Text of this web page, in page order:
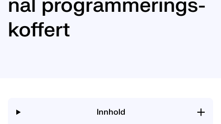
nal pro­gram­me­rings­
kof­fert
Innhold